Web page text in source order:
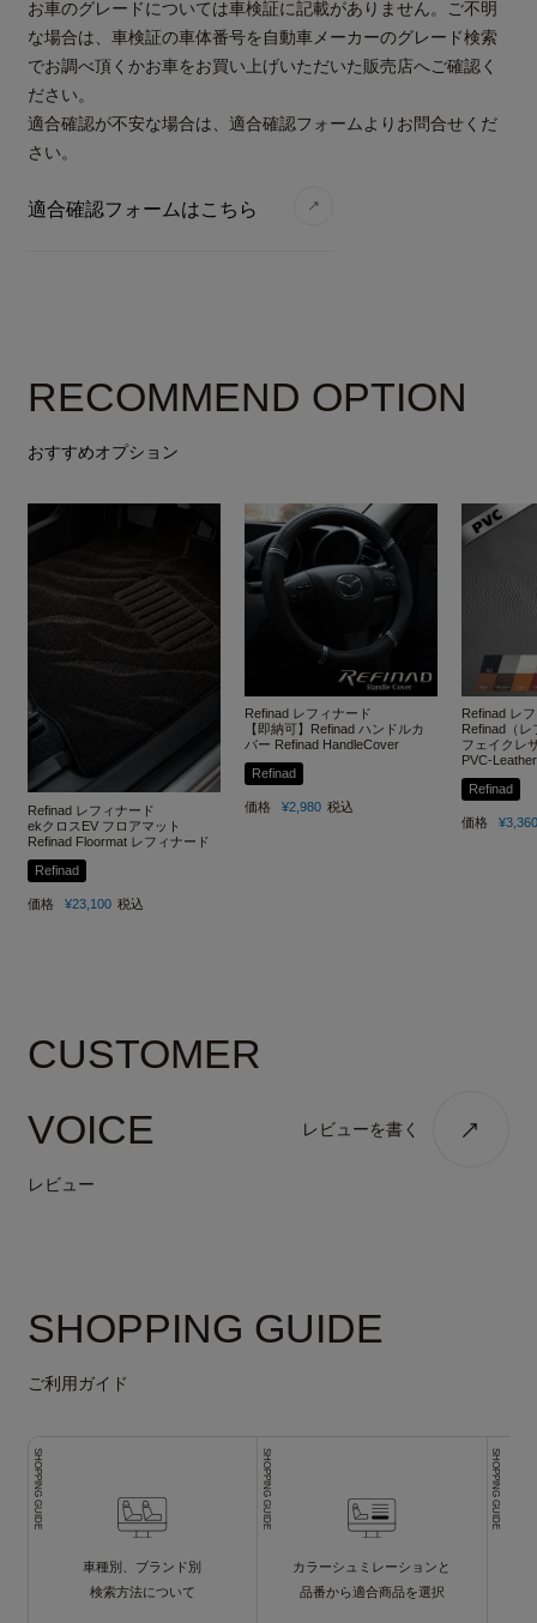
お車のグレードについては車検証に記載がありません。ご不明
な場合は、車検証の車体番号を自動車メーカーのグレード検索
でお調べ頂くかお車をお買い上げいただいた販売店へご確認く
ださい。
適合確認が不安な場合は、適合確認フォームよりお問合せくだ
さい。
適合確認フォームはこちら
RECOMMEND OPTION
おすすめオプション
Refinad レフィナード
ekクロスEV フロアマット
Refinad Floormat レフィナード
Refinad
価格 ¥23,100 税込
Refinad レフィナード
【即納可】Refinad ハンドルカ
バー Refinad HandleCover
Refinad
価格 ¥2,980 税込
Refinad レ
Refinad（
フェイクレ
PVC-Leather
Refinad
価格 ¥3,360
CUSTOMER
VOICE
レビュー
レビューを書く
SHOPPING GUIDE
ご利用ガイド
SHOPPING GUIDE
車種別、ブランド別
検索方法について
SHOPPING GUIDE
カラーシュミレーションと
品番から適合商品を選択
SHOPPING GUIDE